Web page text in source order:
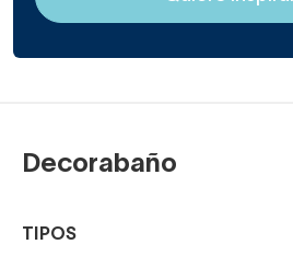
Decorabaño
TIPOS